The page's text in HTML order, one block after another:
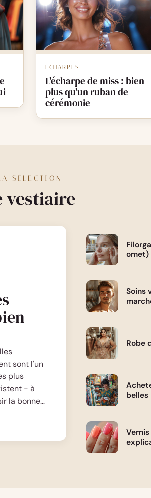
ECHARPES
L'écharpe de miss : bien
plus qu'un ruban de
cérémonie
SÉLECTION
vestiaire
sont l'un
plus
- à
la bonne…
omet)
Soins
Robe
belles